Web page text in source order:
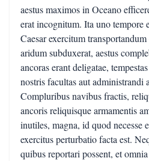
aestus maximos in Oceano
erat incognitum. Ita uno tempore
Caesar exercitum
aridum subduxerat, aestus
ancoras erant deligatae,
nostris facultas aut administrandi
Compluribus navibus fractis,
ancoris reliquisque armamentis
inutiles, magna, id quod necesse
exercitus perturbatio facta est.
quibus reportari possent, et